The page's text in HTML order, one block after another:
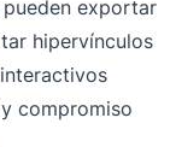
exportar
hipervínculos
compromiso